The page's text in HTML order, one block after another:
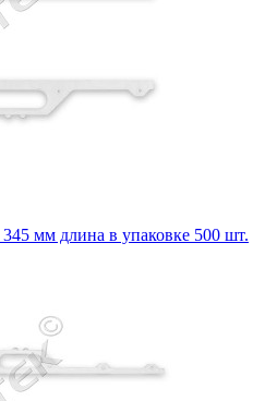
мм длина в упаковке 500 шт.